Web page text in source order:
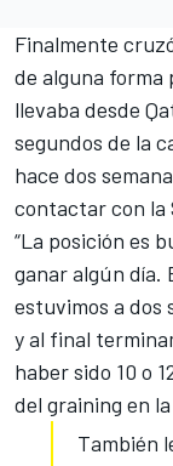
Finalmente
de alguna
llevaba desde
segundos de la
hace dos
contactarcon la
“La posición es
ganar algún día.
estuvimos a dos
y al final
haber sido 10 o
del graining en
También